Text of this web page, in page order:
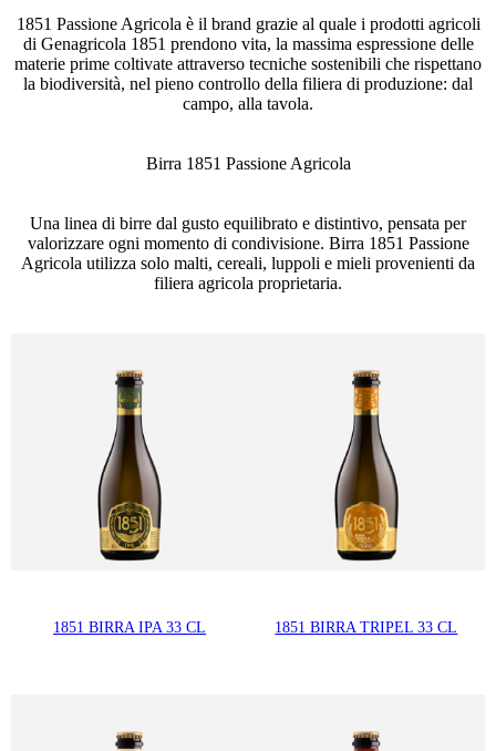
1851 Passione Agricola è il brand grazie al quale i prodotti agricoli
di Genagricola 1851 prendono vita, la massima espressione delle
materie prime coltivate attraverso tecniche sostenibili che rispettano
la biodiversità, nel pieno controllo della filiera di produzione: dal
campo, alla tavola.
Birra 1851 Passione Agricola
Una linea di birre dal gusto equilibrato e distintivo, pensata per
valorizzare ogni momento di condivisione. Birra 1851 Passione
Agricola utilizza solo malti, cereali, luppoli e mieli provenienti da
filiera agricola proprietaria.
1851 BIRRA IPA 33 CL 1851 BIRRA TRIPEL 33 CL